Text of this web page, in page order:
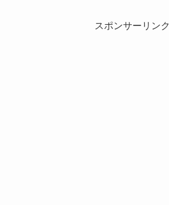
スポンサーリンク